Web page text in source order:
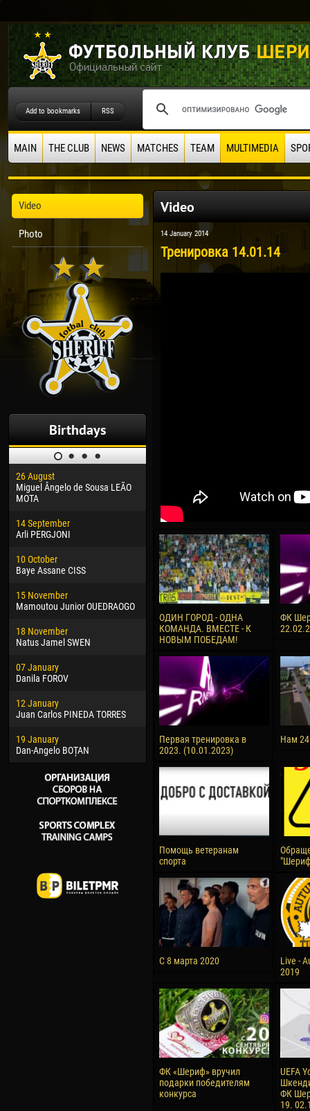
Add to bookmarks RSS
MAIN THE CLUB NEWS MATCHES TEAM MULTIMEDIA
Video
Photo
Birthdays
26 August
Miguel Ângelo de Sousa LEÃO
MOTA
14 September
Arli PERGJONI
10 October
Baye Assane CISS
15 November
Mamoutou Junior OUEDRAOGO
18 November
Natus Jamel SWEN
07 January
Danila FOROV
12 January
Juan Carlos PINEDA TORRES
19 January
Dan-Angelo BOȚAN
24 February
Vladislav COSTIN
02 March
Veaceslav COZMA
09 March
Emmanuel AFETSE
20 March
Jayder Moreno ASPRILLA
22 March
Samba KONÉ
26 March
Vitor Hugo Morais de OLIVEIRA
28 March
Raí LOPES DE OLIVEIRA
24
15
24
28
10
15
Ivan
Video
14 January 2014
Тренировка 14.01.14
ОДИН ГОРОД - ОДНА
КОМАНДА. ВМЕСТЕ - К
НОВЫМ ПОБЕДАМ!
ФК
Первая тренировка в
2023. (10.01.2023)
Нам
Помощь ветеранам
спорта
С 8 марта 2020
Live -
2019
ФК «Шериф» вручил
подарки победителям
конкурса
UEFA
ФК
19.